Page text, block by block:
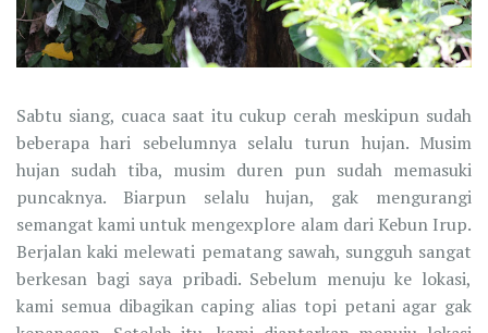
Sabtu siang, cuaca saat itu cukup cerah meskipun sudah
beberapa hari sebelumnya selalu turun hujan. Musim
hujan sudah tiba, musim duren pun sudah memasuki
puncaknya. Biarpun selalu hujan, gak mengurangi
semangat kami untuk mengexplore alam dari Kebun Irup.
Berjalan kaki melewati pematang sawah, sungguh sangat
berkesan bagi saya pribadi. Sebelum menuju ke lokasi,
kami semua dibagikan caping alias topi petani agar gak